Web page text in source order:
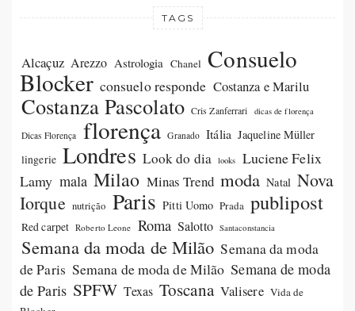
TAGS
Alcaçuz Arezzo Astrologia Chanel Consuelo
Blocker consuelo responde Costanza e Marilu
Costanza Pascolato Cris Zanferrari dicas de florença
Dicas Florença florença Granado Itália Jaqueline Müller
lingerie Londres Look do dia looks
Luciene Felix
Lamy mala Milao Minas Trend moda Natal Nova
Iorque nutrição Paris Pitti Uomo Prada publipost
Red carpet Roberto Leone Roma Salotto Santaconstancia
Semana da moda de Milão Semana da moda
de Paris Semana de moda de Milão Semana de moda
de Paris SPFW Texas Toscana Valisere Vida de